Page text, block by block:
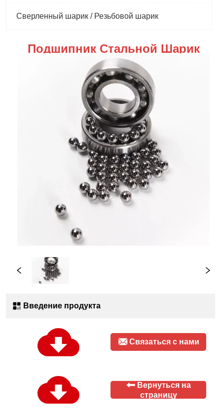
Сверленный шарик / Резьбовой шарик
Подшипник Стальной Шарик
Введение продукта
Связаться с нами
Вернуться на
страницу